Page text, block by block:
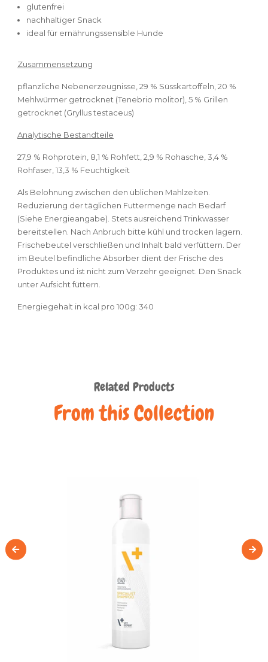
glutenfrei
nachhaltiger Snack
ideal für ernährungssensible Hunde
Zusammensetzung
pflanzliche Nebenerzeugnisse, 29 % Süsskartoffeln, 20 %
Mehlwürmer getrocknet (Tenebrio molitor), 5 % Grillen
getrocknet (Gryllus testaceus)
Analytische Bestandteile
27,9 % Rohprotein, 8,1 % Rohfett, 2,9 % Rohasche, 3,4 %
Rohfaser, 13,3 % Feuchtigkeit
Als Belohnung zwischen den üblichen Mahlzeiten.
Reduzierung der täglichen Futtermenge nach Bedarf
(Siehe Energieangabe). Stets ausreichend Trinkwasser
bereitstellen. Nach Anbruch bitte kühl und trocken lagern.
Frischebeutel verschließen und Inhalt bald verfüttern. Der
im Beutel befindliche Absorber dient der Frische des
Produktes und ist nicht zum Verzehr geeignet. Den Snack
unter Aufsicht füttern.
Energiegehalt in kcal pro 100g: 340
Related Products
From this Collection